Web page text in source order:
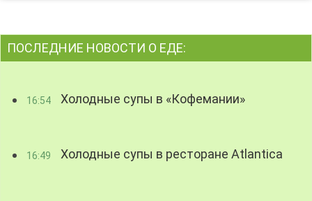
ПОСЛЕДНИЕ НОВОСТИ О ЕДЕ:
16:54 Холодные супы в «Кофемании»
16:49 Холодные супы в ресторане Atlantica